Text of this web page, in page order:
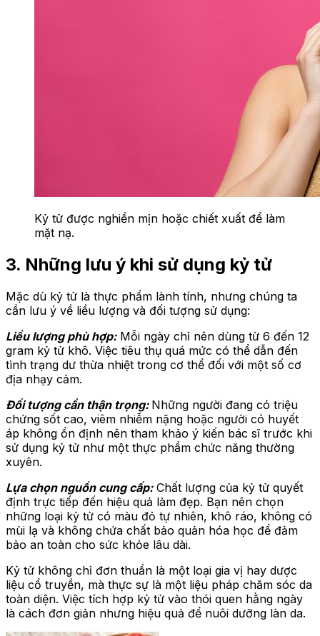
Kỷ tử được nghiền mịn hoặc chiết xuất để làm
mặt nạ.
3. Những lưu ý khi sử dụng kỷ tử
Mặc dù kỷ tử là thực phẩm lành tính, nhưng chúng ta
cần lưu ý về liều lượng và đối tượng sử dụng:
Liều lượng phù hợp:Mỗi ngày chỉ nên dùng từ 6 đến 12
gram kỷ tử khô. Việc tiêu thụ quá mức có thể dẫn đến
tình trạng dư thừa nhiệt trong cơ thể đối với một số cơ
địa nhạy cảm.
Đối tượng cần thận trọng: Những người đang có triệu
chứng sốt cao, viêm nhiễm nặng hoặc người có huyết
áp không ổn định nên tham khảo ý kiến bác sĩ trước khi
sử dụng kỷ tử như một thực phẩm chức năng thường
xuyên.
Lựa chọn nguồn cung cấp:Chất lượng của kỷ tử quyết
định trực tiếp đến hiệu quả làm đẹp. Bạn nên chọn
những loại kỷ tử có màu đỏ tự nhiên, khô ráo, không có
mùi lạ và không chứa chất bảo quản hóa học để đảm
bảo an toàn cho sức khỏe lâu dài.
Kỷ tử không chỉ đơn thuần là một loại gia vị hay dược
liệu cổ truyền, mà thực sự là một liệu pháp chăm sóc da
toàn diện. Việc tích hợp kỷ tử vào thói quen hằng ngày
là cách đơn giản nhưng hiệu quả để nuôi dưỡng làn da.